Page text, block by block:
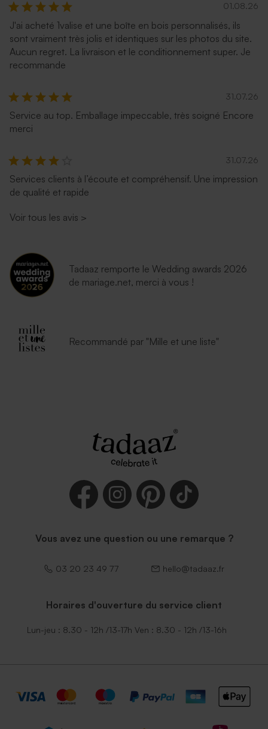
01.08.26
J'ai acheté 1valise et une boîte en bois personnalisés, ils
sont vraiment très jolis et identiques sur les photos du site.
Aucun regret. La livraison et le conditionnement super. Je
recommande
31.07.26
Service au top. Emballage impeccable, très soigné Encore
merci
31.07.26
Services clients à l’écoute et compréhensif. Une impression
de qualité et rapide
Voir tous les avis >
Tadaaz remporte le Wedding awards 2026
de mariage.net, merci à vous !
Recommandé par "Mille et une liste"
Vous avez une question ou une remarque ?
03 20 23 49 77 hello@tadaaz.fr
Horaires d'ouverture du service client
Lun-jeu : 8.30 - 12h /13-17h Ven : 8.30 - 12h /13-16h